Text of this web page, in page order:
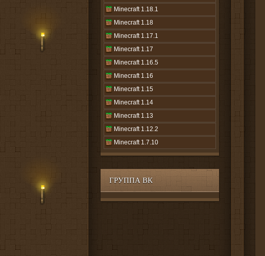
Minecraft 1.18.1
Minecraft 1.18
Minecraft 1.17.1
Minecraft 1.17
Minecraft 1.16.5
Minecraft 1.16
Minecraft 1.15
Minecraft 1.14
Minecraft 1.13
Minecraft 1.12.2
Minecraft 1.7.10
ГРУППА ВК